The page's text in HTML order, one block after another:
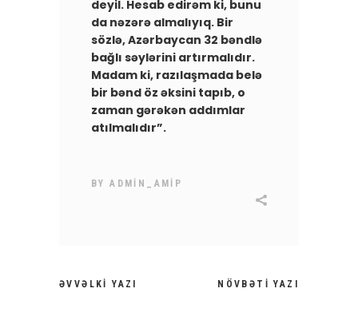
deyil. Hesab edirəm ki, bunu
da nəzərə almalıyıq. Bir
sözlə, Azərbaycan 32 bəndlə
bağlı səylərini artırmalıdır.
Madam ki, razılaşmada belə
bir bənd öz əksini tapıb, o
zaman gərəkən addımlar
atılmalıdır”.
BYADMIN_AMIP
ƏVVƏLKI YAZI NÖVBƏTI YAZI